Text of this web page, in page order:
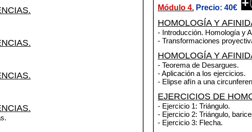
Módulo 4. Precio: 40€
HOMOLOGÍA Y
- Introducción. Homología y
- Transformaciones
HOMOLOGÍA Y
- Teorema de Desargues.
- Aplicación a los ejercicios.
- Elipse afín a una
EJERCICIOS DE
- Ejercicio 1: Triángulo.
- Ejercicio 2: Triángulo,
- Ejercicio 3: Flecha.